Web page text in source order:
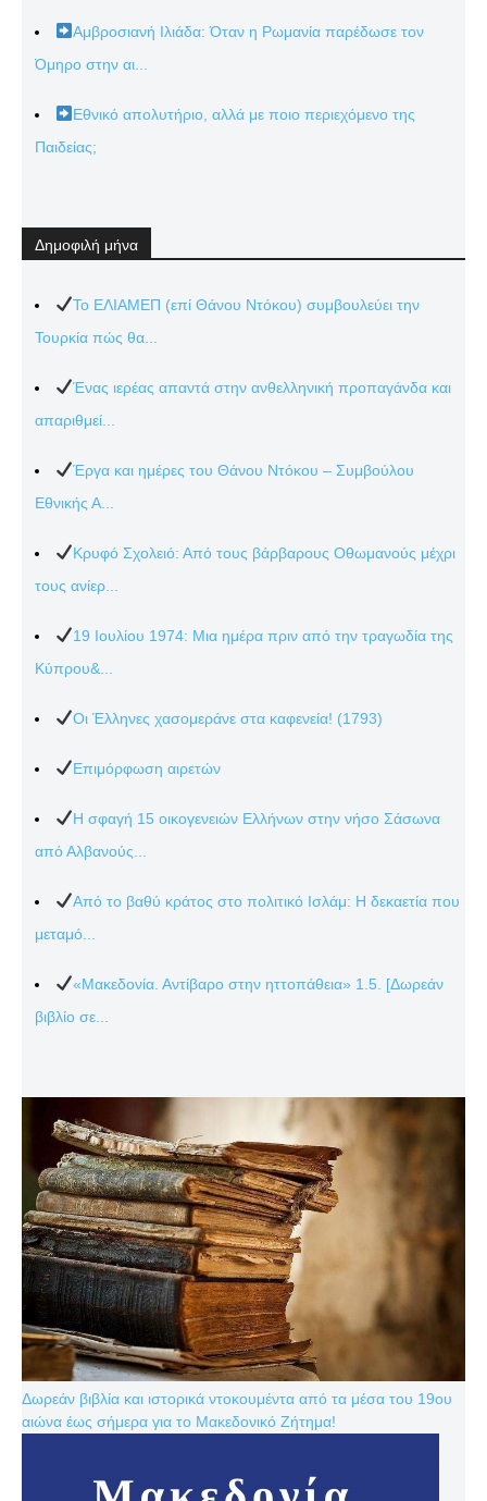
Αμβροσιανή Ιλιάδα: Όταν η Ρωμανία παρέδωσε τον
Όμηρο στην αι...
Εθνικό απολυτήριο, αλλά με ποιο περιεχόμενο της
Παιδείας;
Δημοφιλή μήνα
Το ΕΛΙΑΜΕΠ (επί Θάνου Ντόκου) συμβουλεύει την
Τουρκία πώς θα...
Ένας ιερέας απαντά στην ανθελληνική προπαγάνδα και
απαριθμεί...
Έργα και ημέρες του Θάνου Ντόκου – Συμβούλου
Εθνικής Α...
Κρυφό Σχολειό: Από τους βάρβαρους Οθωμανούς μέχρι
τους ανίερ...
19 Ιουλίου 1974: Μια ημέρα πριν από την τραγωδία της
Κύπρου&...
Οι Έλληνες χασομεράνε στα καφενεία! (1793)
Επιμόρφωση αιρετών
Η σφαγή 15 οικογενειών Ελλήνων στην νήσο Σάσωνα
από Αλβανούς...
Από το βαθύ κράτος στο πολιτικό Ισλάμ: Η δεκαετία που
μεταμό...
«Μακεδονία. Αντίβαρο στην ηττοπάθεια» 1.5. [Δωρεάν
βιβλίο σε...
Δωρεάν βιβλία και ιστορικά ντοκουμέντα από τα μέσα του 19ου
αιώνα έως σήμερα για το Μακεδονικό Ζήτημα!